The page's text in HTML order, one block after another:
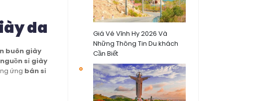
da
buôn giày
nguồn sỉ giày
ứng bán sỉ
Giá Vé Vĩnh Hy 2026 Và
Những Thông Tin Du khách
Cần Biết